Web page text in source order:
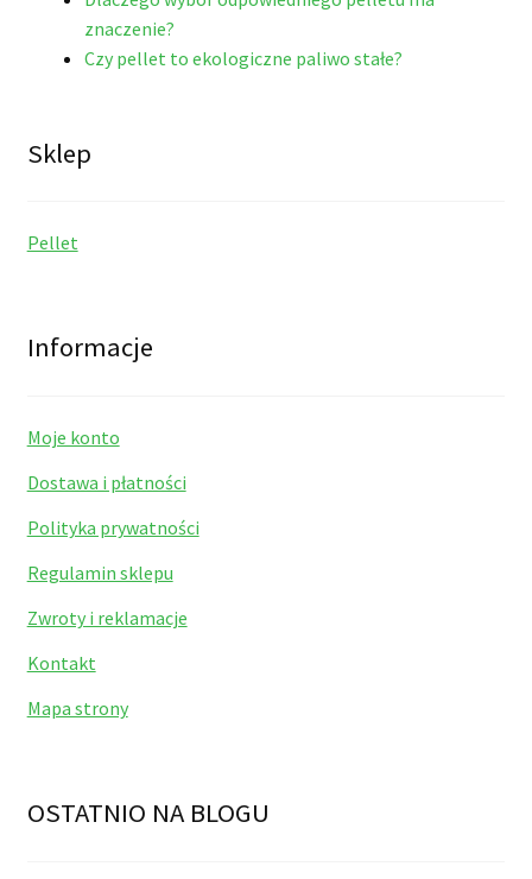
znaczenie?
Czy pellet to ekologiczne paliwo stałe?
Sklep
Pellet
Informacje
Moje konto
Dostawa i płatności
Polityka prywatności
Regulamin sklepu
Zwroty i reklamacje
Kontakt
Mapa strony
OSTATNIO NA BLOGU